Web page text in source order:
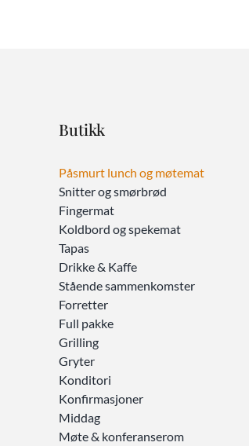
Butikk
Påsmurt lunch og møtemat
Snitter og smørbrød
Fingermat
Koldbord og spekemat
Tapas
Drikke & Kaffe
Stående sammenkomster
Forretter
Full pakke
Grilling
Gryter
Konditori
Konfirmasjoner
Middag
Møte & konferanserom